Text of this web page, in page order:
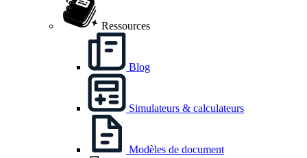
Ressources
Blog
Simulateurs & calculateurs
Modèles de document